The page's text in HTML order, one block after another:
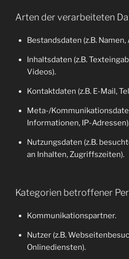
Arten der verarbeiteten
Bestandsdaten (z.B. Namen,
Inhaltsdaten (z.B.
Videos).
Kontaktdaten (z.B. E-Mail,
Meta-/
Informationen, IP-
Nutzungsdaten (z.B.
an Inhalten, Zugriffszeiten).
Kategorien betroffener
Kommunikationspartner.
Nutzer (z.B.
Onlinediensten).